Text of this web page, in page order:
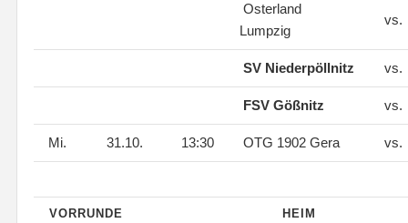
Osterland
Lumpzig
vs.
SV Niederpöllnitz vs.
FSV Gößnitz vs.
Mi. 31.10. 13:30 OTG 1902 Gera vs.
VORRUNDE HEIM